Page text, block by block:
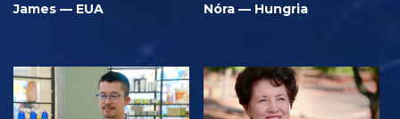
James — EUA Nóra — Hungria